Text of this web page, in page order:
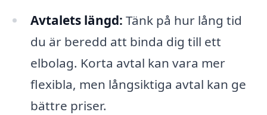
Avtalets längd: Tänk på hur lång tid
du är beredd att binda dig till ett
elbolag. Korta avtal kan vara mer
flexibla, men långsiktiga avtal kan ge
bättre priser.